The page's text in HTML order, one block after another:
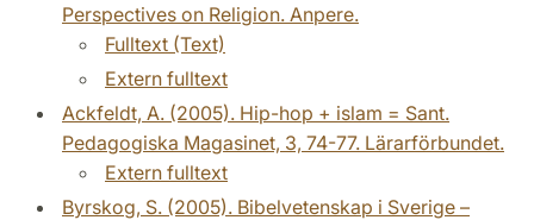
Perspectives on Religion. Anpere.
Fulltext (Text)
Extern fulltext
Ackfeldt, A. (2005). Hip-hop + islam = Sant.
Pedagogiska Magasinet, 3, 74-77. Lärarförbundet.
Extern fulltext
Byrskog, S. (2005). Bibelvetenskap i Sverige –